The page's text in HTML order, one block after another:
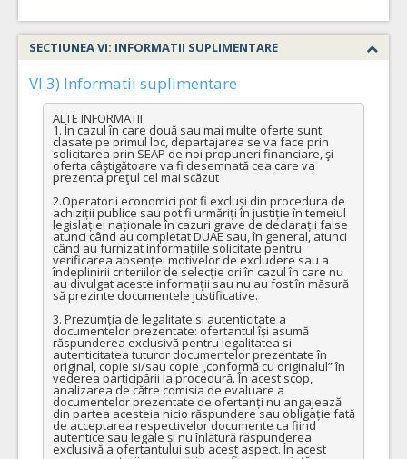
SECTIUNEA VI: INFORMATII SUPLIMENTARE
VI.3) Informatii suplimentare
ALTE INFORMATII
1. În cazul în care două sau mai multe oferte sunt
clasate pe primul loc, departajarea se va face prin
solicitarea prin SEAP de noi propuneri financiare, şi
oferta câştigătoare va fi desemnată cea care va
prezenta preţul cel mai scăzut
2.Operatorii economici pot fi excluși din procedura de
achiziții publice sau pot fi urmăriți în justiție în temeiul
legislației naționale în cazuri grave de declarații false
atunci când au completat DUAE sau, în general, atunci
când au furnizat informațiile solicitate pentru
verificarea absenței motivelor de excludere sau a
îndeplinirii criteriilor de selecție ori în cazul în care nu
au divulgat aceste informații sau nu au fost în măsură
să prezinte documentele justificative.
3. Prezumția de legalitate si autenticitate a
documentelor prezentate: ofertantul își asumă
răspunderea exclusivă pentru legalitatea si
autenticitatea tuturor documentelor prezentate în
original, copie si/sau copie „conformă cu originalul” în
vederea participării la procedură. În acest scop,
analizarea de către comisia de evaluare a
documentelor prezentate de ofertanți nu angajează
din partea acesteia nicio răspundere sau obligație fată
de acceptarea respectivelor documente ca fiind
autentice sau legale și nu înlătură răspunderea
exclusivă a ofertantului sub acest aspect. În acest